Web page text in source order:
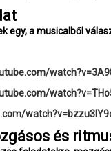
egy, a musicalből
és